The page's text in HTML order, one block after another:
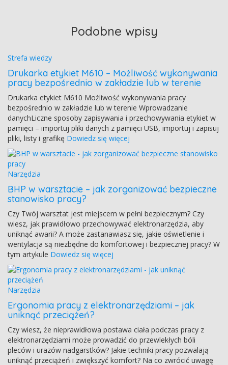
Podobne wpisy
Strefa wiedzy
Drukarka etykiet M610 – Możliwość wykonywania
pracy bezpośrednio w zakładzie lub w terenie
Drukarka etykiet M610 Możliwość wykonywania pracy
bezpośrednio w zakładzie lub w terenie Wprowadzanie
danychLiczne sposoby zapisywania i przechowywania etykiet w
pamięci – importuj pliki danych z pamięci USB, importuj i zapisuj
pliki, listy i grafikę Dowiedz się więcej
Narzędzia
BHP w warsztacie – jak zorganizować bezpieczne
stanowisko pracy?
Czy Twój warsztat jest miejscem w pełni bezpiecznym? Czy
wiesz, jak prawidłowo przechowywać elektronarzędzia, aby
uniknąć awarii? A może zastanawiasz się, jakie oświetlenie i
wentylacja są niezbędne do komfortowej i bezpiecznej pracy? W
tym artykule Dowiedz się więcej
Narzędzia
Ergonomia pracy z elektronarzędziami – jak
uniknąć przeciążeń?
Czy wiesz, że nieprawidłowa postawa ciała podczas pracy z
elektronarzędziami może prowadzić do przewlekłych bóli
pleców i urazów nadgarstków? Jakie techniki pracy pozwalają
uniknąć przeciążeń i zwiększyć komfort? Na co zwrócić uwagę